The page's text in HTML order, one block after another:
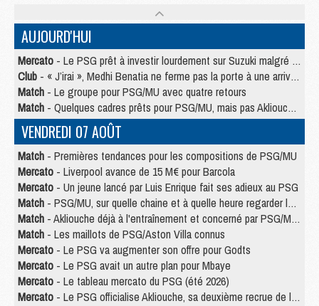
AUJOURD'HUI
Mercato - Le PSG prêt à investir lourdement sur Suzuki malgré Safonov et Chevalier
Club - « J’irai », Medhi Benatia ne ferme pas la porte à une arrivée au PSG
Match - Le groupe pour PSG/MU avec quatre retours
Match - Quelques cadres prêts pour PSG/MU, mais pas Akliouche ?
VENDREDI 07 AOÛT
Match - Premières tendances pour les compositions de PSG/MU
Mercato - Liverpool avance de 15 M€ pour Barcola
Mercato - Un jeune lancé par Luis Enrique fait ses adieux au PSG
Match - PSG/MU, sur quelle chaine et à quelle heure regarder le match ?
Match - Akliouche déjà à l'entraînement et concerné par PSG/MU ?
Match - Les maillots de PSG/Aston Villa connus
Mercato - Le PSG va augmenter son offre pour Godts
Mercato - Le PSG avait un autre plan pour Mbaye
Mercato - Le tableau mercato du PSG (été 2026)
Mercato - Le PSG officialise Akliouche, sa deuxième recrue de l’été